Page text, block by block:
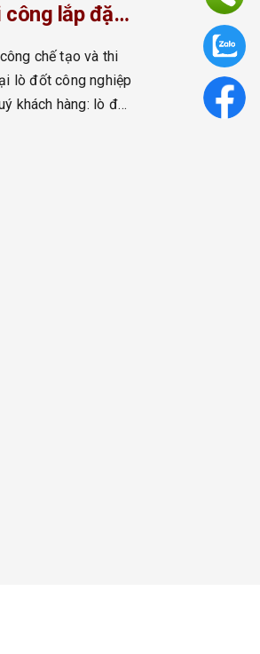
công lắp đặt
công nghiệp
Quý khách
lò đốt
chế tạo và thi
lò đốt công nghiệp
khách hàng: lò đốt